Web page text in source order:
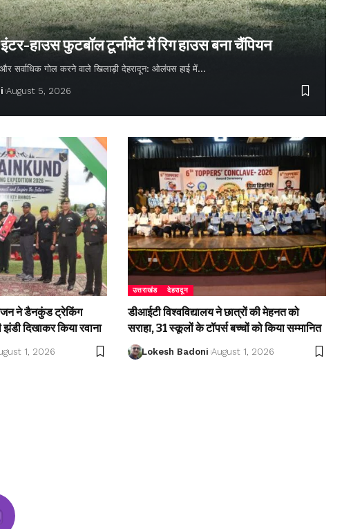
हाउस फुटबॉल टूर्नामेंट में रिग हाउस बना चैंपियन
और सर्वाधिक गोल करने वाले खिलाड़ी देहरादून: ओलंपस हाई में…
August 5, 2026
ने डैनकुंड ट्रेकिंग
दिखाकर किया रवाना
1, 2026
उत्तराखंड देहरादून
डीआईटी विश्वविद्यालय ने छात्रों की मेहनत को
सराहा, 31 स्कूलों के टॉपर्स बच्चों को किया सम्मानित
Lokesh Badoni August 1, 2026